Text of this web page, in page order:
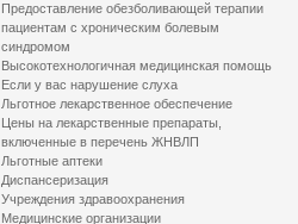
Предоставление обезболивающей терапии
пациентам с хроническим болевым
синдромом
Высокотехнологичная медицинская помощь
Если у вас нарушение слуха
Льготное лекарственное обеспечение
Цены на лекарственные препараты,
включенные в перечень ЖНВЛП
Льготные аптеки
Диспансеризация
Учреждения здравоохранения
Медицинские организации